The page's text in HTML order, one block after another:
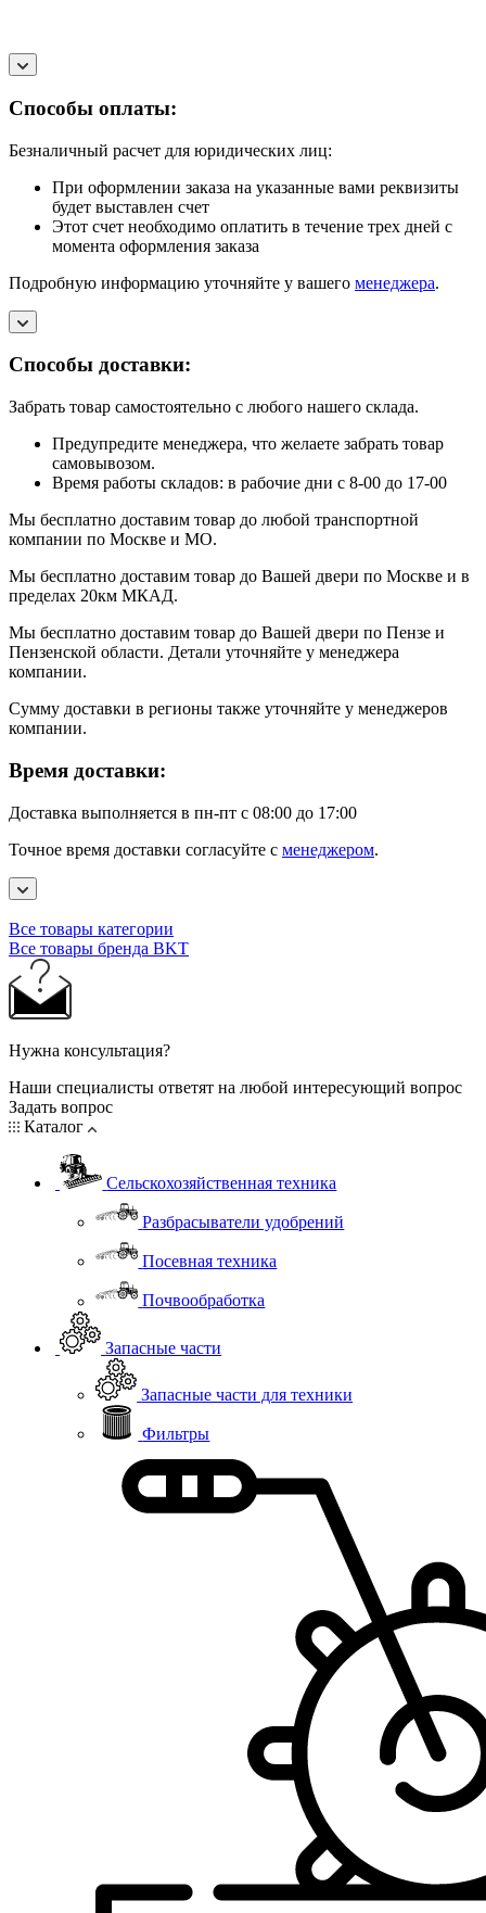
Способы оплаты:
Безналичный расчет для юридических лиц:
При оформлении заказа на указанные вами реквизиты
будет выставлен счет
Этот счет необходимо оплатить в течение трех дней с
момента оформления заказа
Подробную информацию уточняйте у вашего менеджера.
Способы доставки:
Забрать товар самостоятельно с любого нашего склада.
Предупредите менеджера, что желаете забрать товар
самовывозом.
Время работы складов: в рабочие дни с 8-00 до 17-00
Мы бесплатно доставим товар до любой транспортной
компании по Москве и МО.
Мы бесплатно доставим товар до Вашей двери по Москве и в
пределах 20км МКАД.
Мы бесплатно доставим товар до Вашей двери по Пензе и
Пензенской области. Детали уточняйте у менеджера
компании.
Сумму доставки в регионы также уточняйте у менеджеров
компании.
Время доставки:
Доставка выполняется в пн-пт с 08:00 до 17:00
Точное время доставки согласуйте с менеджером.
Все товары категории
Все товары бренда BKT
Нужна консультация?
Наши специалисты ответят на любой интересующий вопрос
Задать вопрос
Каталог
Сельскохозяйственная техника
Разбрасыватели удобрений
Посевная техника
Почвообработка
Запасные части
Запасные части для техники
Фильтры